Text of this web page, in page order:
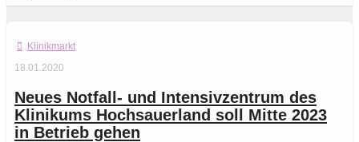
Klinikmarkt
18.01.2020
Neues Notfall- und Intensivzentrum des
Klinikums Hochsauerland soll Mitte 2023
in Betrieb gehen